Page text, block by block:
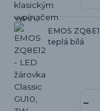
EMOS
teplá bílá